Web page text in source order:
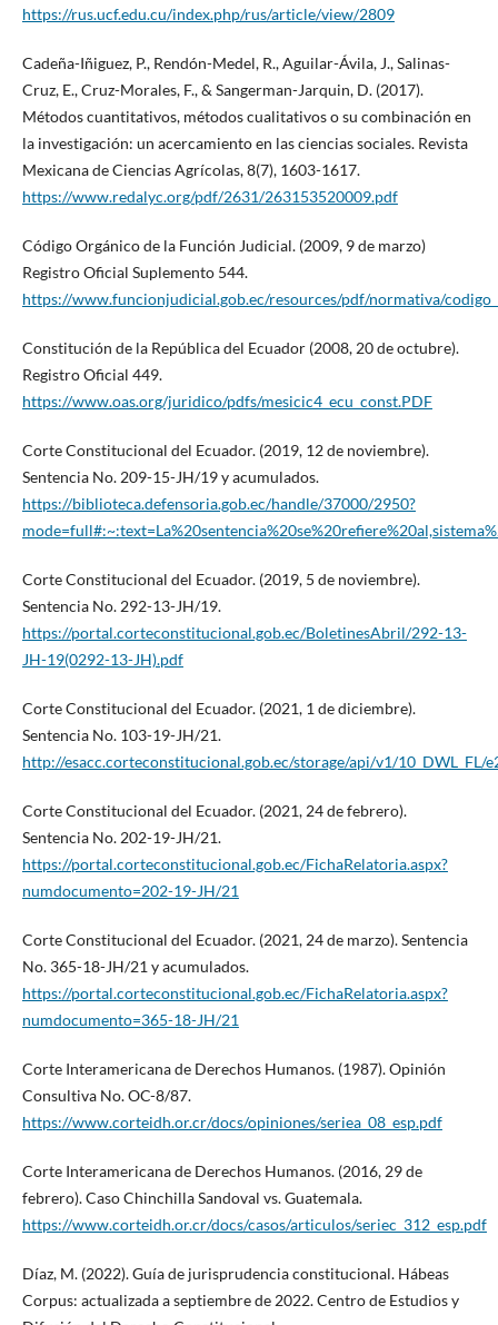
https://rus.ucf.edu.cu/index.php/rus/article/view/2809
Cadeña-Iñiguez, P., Rendón-Medel, R., Aguilar-Ávila, J., Salinas-
Cruz, E., Cruz-Morales, F., & Sangerman-Jarquin, D. (2017).
Métodos cuantitativos, métodos cualitativos o su combinación en
la investigación: un acercamiento en las ciencias sociales. Revista
Mexicana de Ciencias Agrícolas, 8(7), 1603-1617.
https://www.redalyc.org/pdf/2631/263153520009.pdf
Código Orgánico de la Función Judicial. (2009, 9 de marzo)
Registro Oficial Suplemento 544.
https://www.funcionjudicial.gob.ec/resources/pdf/normativa/
Constitución de la República del Ecuador (2008, 20 de octubre).
Registro Oficial 449.
https://www.oas.org/juridico/pdfs/mesicic4_ecu_const.PDF
Corte Constitucional del Ecuador. (2019, 12 de noviembre).
Sentencia No. 209-15-JH/19 y acumulados.
https://biblioteca.defensoria.gob.ec/handle/37000/2950?
Corte Constitucional del Ecuador. (2019, 5 de noviembre).
Sentencia No. 292-13-JH/19.
https://portal.corteconstitucional.gob.ec/BoletinesAbril/292-13-
JH-19(0292-13-JH).pdf
Corte Constitucional del Ecuador. (2021, 1 de diciembre).
Sentencia No. 103-19-JH/21.
http://esacc.corteconstitucional.gob.ec/storage/api/v1/10_DWL_FL/
Corte Constitucional del Ecuador. (2021, 24 de febrero).
Sentencia No. 202-19-JH/21.
https://portal.corteconstitucional.gob.ec/FichaRelatoria.aspx?
numdocumento=202-19-JH/21
Corte Constitucional del Ecuador. (2021, 24 de marzo). Sentencia
No. 365-18-JH/21 y acumulados.
https://portal.corteconstitucional.gob.ec/FichaRelatoria.aspx?
numdocumento=365-18-JH/21
Corte Interamericana de Derechos Humanos. (1987). Opinión
Consultiva No. OC-8/87.
https://www.corteidh.or.cr/docs/opiniones/seriea_08_esp.pdf
Corte Interamericana de Derechos Humanos. (2016, 29 de
febrero). Caso Chinchilla Sandoval vs. Guatemala.
https://www.corteidh.or.cr/docs/casos/articulos/seriec_312_esp.pdf
Díaz, M. (2022). Guía de jurisprudencia constitucional. Hábeas
Corpus: actualizada a septiembre de 2022. Centro de Estudios y